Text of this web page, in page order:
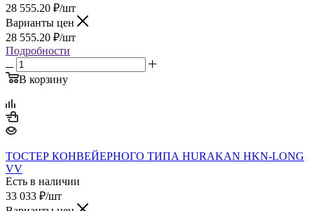
28 555.20 ₽/шт
Варианты цен
28 555.20 ₽/шт
Подробности
В корзину
ТОСТЕР КОНВЕЙЕРНОГО ТИПА HURAKAN HKN-LONG
VV
Есть в наличии
33 033 ₽/шт